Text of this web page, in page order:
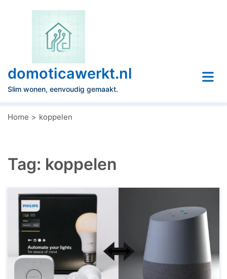
domoticawerkt.nl
Slim wonen, eenvoudig gemaakt.
Home koppelen
Tag: koppelen